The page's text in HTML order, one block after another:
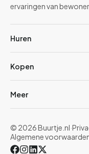
ervaringen van
Huren
Kopen
Meer
© 2026 Buurtje.nl·
Algemene